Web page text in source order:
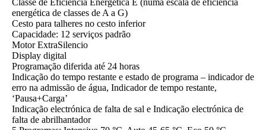
energética de classes de A a G)
Cesto para talheres no cesto inferior
Capacidade: 12 serviços padrão
Motor ExtraSilencio
Display digital
Programação diferida até 24 horas
Indicação do tempo restante e estado de programa – indicador de
erro na admissão de água, Indicador de tempo restante,
‘Pausa+Carga’
Indicação electrónica de falta de sal e Indicação electrónica de
falta de abrilhantador